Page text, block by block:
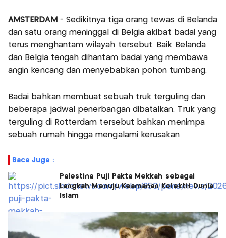
AMSTERDAM - Sedikitnya tiga orang tewas di Belanda
dan satu orang meninggal di Belgia akibat badai yang
terus menghantam wilayah tersebut. Baik Belanda
dan Belgia tengah dihantam badai yang membawa
angin kencang dan menyebabkan pohon tumbang.
Badai bahkan membuat sebuah truk terguling dan
beberapa jadwal penerbangan dibatalkan. Truk yang
terguling di Rotterdam tersebut bahkan menimpa
sebuah rumah hingga mengalami kerusakan
Baca Juga :
Palestina Puji Pakta Mekkah sebagai
Langkah Menuju Keamanan Kolektif Dunia
Islam